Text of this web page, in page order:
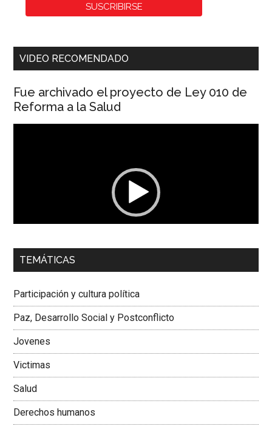
VIDEO RECOMENDADO
Fue archivado el proyecto de Ley 010 de
Reforma a la Salud
00:00 01:04
Dra. Carolina Corcho Mejía,Presidenta Corporación
Colombiana
TEMÁTICAS
Participación y cultura política
Paz, Desarrollo Social y Postconflicto
Jovenes
Victimas
Salud
Derechos humanos